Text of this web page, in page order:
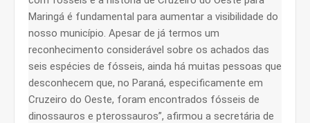
Maringá é fundamental para aumentar a visibilidade do
nosso município. Apesar de já termos um
reconhecimento considerável sobre os achados das
seis espécies de fósseis, ainda há muitas pessoas que
desconhecem que, no Paraná, especificamente em
Cruzeiro do Oeste, foram encontrados fósseis de
dinossauros e pterossauros”, afirmou a secretária de